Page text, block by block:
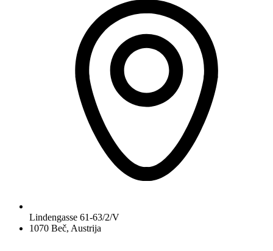
Lindengasse 61-63/2/V
1070 Beč, Austrija